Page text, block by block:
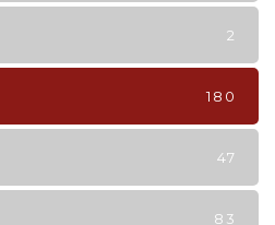
2
180
47
83